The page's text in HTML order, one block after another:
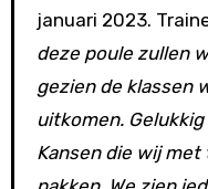
januari 2023.
deze poule zullen
gezien de klassen
uitkomen.
Kansen die wij met